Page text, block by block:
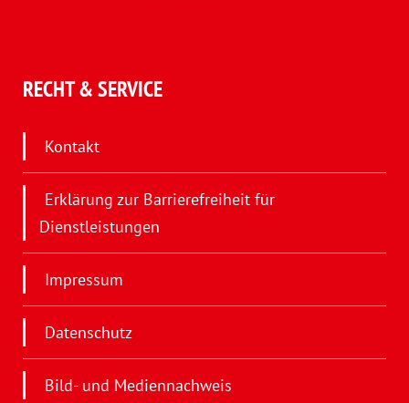
RECHT & SERVICE
Kontakt
Erklärung zur Barrierefreiheit für
Dienstleistungen
Impressum
Datenschutz
Bild- und Mediennachweis